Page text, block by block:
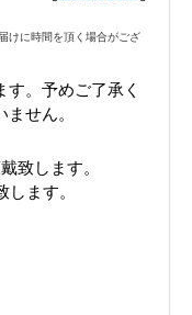
けに時間を頂く場合がござ
。予めご了承く
せん。
致します。
ます。